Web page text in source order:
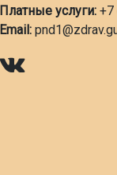
Платные услуги: +7
Email: